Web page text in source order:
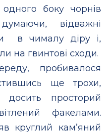
одного боку чорнів
відважні
в чималу діру і,
на гвинтові сходи.
пробивалося
ще трохи,
просторий
факелами.
круглий кам’яний